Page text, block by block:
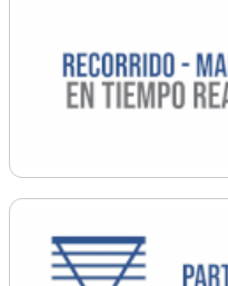
Ordenamiento
Promoción Social
Salud
Secretaría General